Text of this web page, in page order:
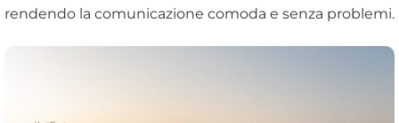
rendendo la comunicazione comoda e senza problemi.